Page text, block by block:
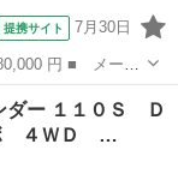
提携サイト 7月30日
ラス ■ グレード
６０１ ■ 排気
ダー １１０Ｓ Ｄ
４ＷＤ …